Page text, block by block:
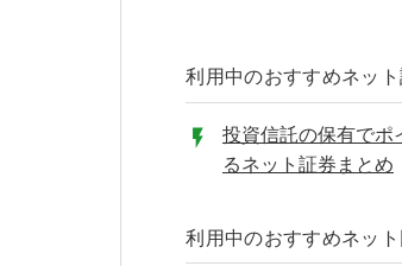
利用中のおすすめネット
投資信託の保有でポ
るネット証券まとめ
利用中のおすすめネッ